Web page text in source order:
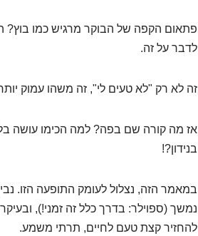
פתאום הקפה של הבוקר מרגיש כמו בוץ?
לדבר על זה.
זה לא רק "לא טעים לי", זה משהו עמוק
אז מה קורה שם בפה? למה הכימו עושה
בנידון?!
במאמר הזה, נצלול לעומק התופעה הזו.
נמשך (ספוילר: בדרך כלל זה זמני!),
להחזיר קצת טעם לחיים, תרתי משמע.